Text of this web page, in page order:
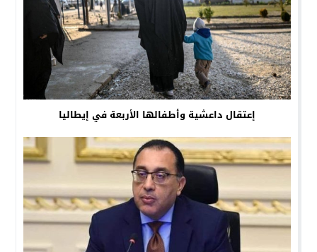
إعتقال داعشية وأطفالها الأربعة في إيطاليا